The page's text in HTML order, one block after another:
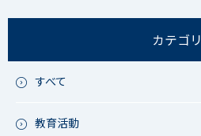
カテゴリ
すべて
教育活動